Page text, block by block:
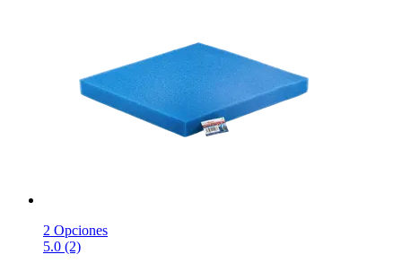
2 Opciones
5.0 (2)